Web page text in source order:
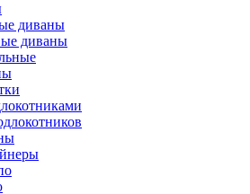
диваны
диваны